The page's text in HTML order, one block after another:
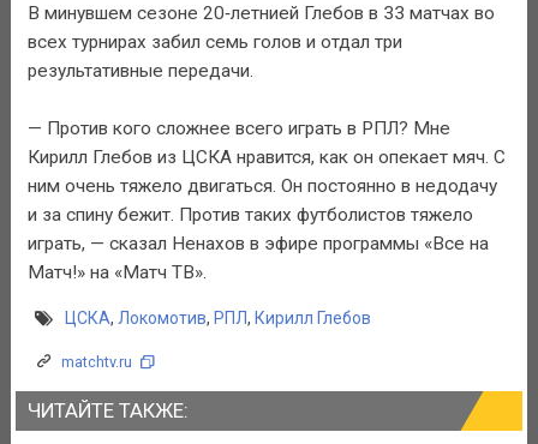
В минувшем сезоне 20‑летнией Глебов в 33 матчах во
всех турнирах забил семь голов и отдал три
результативные передачи.
— Против кого сложнее всего играть в РПЛ? Мне
Кирилл Глебов из ЦСКА нравится, как он опекает мяч. С
ним очень тяжело двигаться. Он постоянно в недодачу
и за спину бежит. Против таких футболистов тяжело
играть, — сказал Ненахов в эфире программы «Все на
Матч!» на «Матч ТВ».
ЦСКА, Локомотив, РПЛ, Кирилл Глебов
matchtv.ru
ЧИТАЙТЕ ТАКЖЕ: